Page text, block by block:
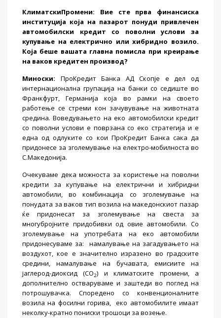
КлиматскиПромени: Вие сте прва финансиска
институција која на пазарот понуди привлечен
автомобилски кредит со поволни услови за
купување на електрично или хибридно возило.
Која беше вашата главна помисла при креирање
на ваков кредитен производ?
Миноски: ПроКредит Банка АД Скопје е дел од
интернационална групација на банки со седиште во
Франкфурт, Германија која во рамки на своето
работење се стреми кон зачувување на животната
средина. Воведувањето на еко автомобилски кредит
со поволни услови е поврзана со еко стратегија и е
една од одлуките со кои ПроКредит Банка сака да
придонесе за зголемување на електро-мобилноста во
С.Македонија.
Очекуваме дека можноста за користење на поволни
кредити за купување на електрични и хибридни
автомобили, во комбинација со зголемување на
понудата за ваков тип возила на македонскиот пазар
ќе придонесат за зголемување на свеста за
многубројните придобивки од овие автомобили. Со
зголемување на употребата на еко автомобили
придонесуваме за: намалување на загадувањето на
воздухот, кое е значително изразено во градските
средини, намалување на бучавата, емисиите на
јаглерод-диоксид (CO2) и климатските промени, a
дополнително остваруваме и заштеди во поглед на
потрошувачка. Споредено со конвенционалните
возила на фосилни горива, еко автомобилите имаат
неколку-кратно пониски трошоци за возење.